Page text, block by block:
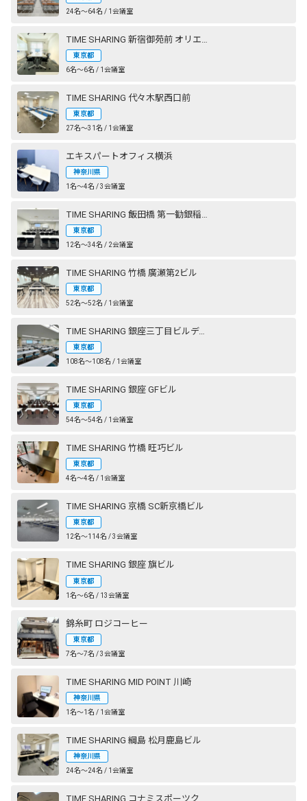
24名〜64名 / 1会議室
東京都
6名〜6名 / 1会議室
TIME SHARING 代々木駅西口前
東京都
27名〜31名 / 1会議室
エキスパートオフィス横浜
神奈川県
1名〜4名 / 3会議室
東京都
12名〜34名 / 2会議室
TIME SHARING 竹橋 廣瀬第2ビル
東京都
52名〜52名 / 1会議室
TIME SHARING 銀座三丁目ビルディング
東京都
108名〜108名 / 1会議室
TIME SHARING 銀座 GFビル
東京都
54名〜54名 / 1会議室
TIME SHARING 竹橋 旺巧ビル
東京都
4名〜4名 / 1会議室
TIME SHARING 京橋 SC新京橋ビル
東京都
12名〜114名 / 3会議室
TIME SHARING 銀座 旗ビル
東京都
1名〜6名 / 13会議室
錦糸町 ロジコーヒー
東京都
7名〜7名 / 3会議室
TIME SHARING MID POINT 川崎
神奈川県
1名〜1名 / 1会議室
TIME SHARING 綱島 松月鹿島ビル
神奈川県
24名〜24名 / 1会議室